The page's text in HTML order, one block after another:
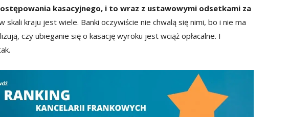
kasacyjnego, i to wraz z ustawowymi odsetkami za
skali kraju jest wiele. Banki oczywiście nie chwalą się nimi, bo i nie ma
czy ubieganie się o kasację wyroku jest wciąż opłacalne. I